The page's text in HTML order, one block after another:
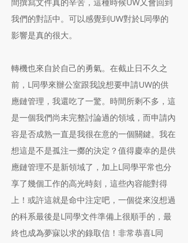
我們的對話中。可以感覺到UW對於L同學的
影響是真的很大。
轉機也來自於自己的勇氣。在截止日不久之
前，L同學來辦公室跟我說想要申請UW的供
應鏈管理，我還吃了一驚。時間所剩不多，這
是一個我們尚未完整討論過的領域，而申請內
容是否成熟一直是我很在意的一個關鍵。我在
想這是不是孤注一擲的決定？值得慶幸的是供
應鏈管理不是新領域了，加上L同學平常也分
享了幾個工作的高光時刻，這些內容能對得
上！或許這就是命中注定吧，一個從來沒想過
的科系最後是L同學文件準備上很順手的，最
終也成為夢寐以求的錄取信！非常恭喜L同